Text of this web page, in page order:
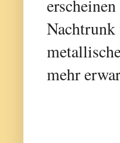
mehr